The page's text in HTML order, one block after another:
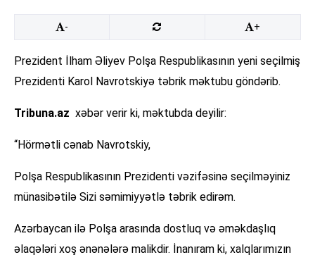
- +
Prezident İlham Əliyev Polşa Respublikasının yeni seçilmiş
Prezidenti Karol Navrotskiyə təbrik məktubu göndərib.
Tribuna.az xəbər verir ki, məktubda deyilir:
“Hörmətli cənab Navrotskiy,
Polşa Respublikasının Prezidenti vəzifəsinə seçilməyiniz
münasibətilə Sizi səmimiyyətlə təbrik edirəm.
Azərbaycan ilə Polşa arasında dostluq və əməkdaşlıq
əlaqələri xoş ənənələrə malikdir. İnanıram ki, xalqlarımızın